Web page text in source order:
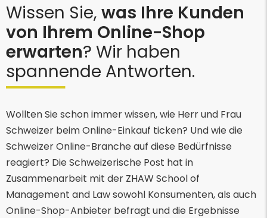
Wissen Sie, was Ihre Kunden
von Ihrem Online-Shop
erwarten? Wir haben
spannende Antworten.
Wollten Sie schon immer wissen, wie Herr und Frau
Schweizer beim Online-Einkauf ticken? Und wie die
Schweizer Online-Branche auf diese Bedürfnisse
reagiert? Die Schweizerische Post hat in
Zusammenarbeit mit der ZHAW School of
Management and Law sowohl Konsumenten, als auch
Online-Shop-Anbieter befragt und die Ergebnisse